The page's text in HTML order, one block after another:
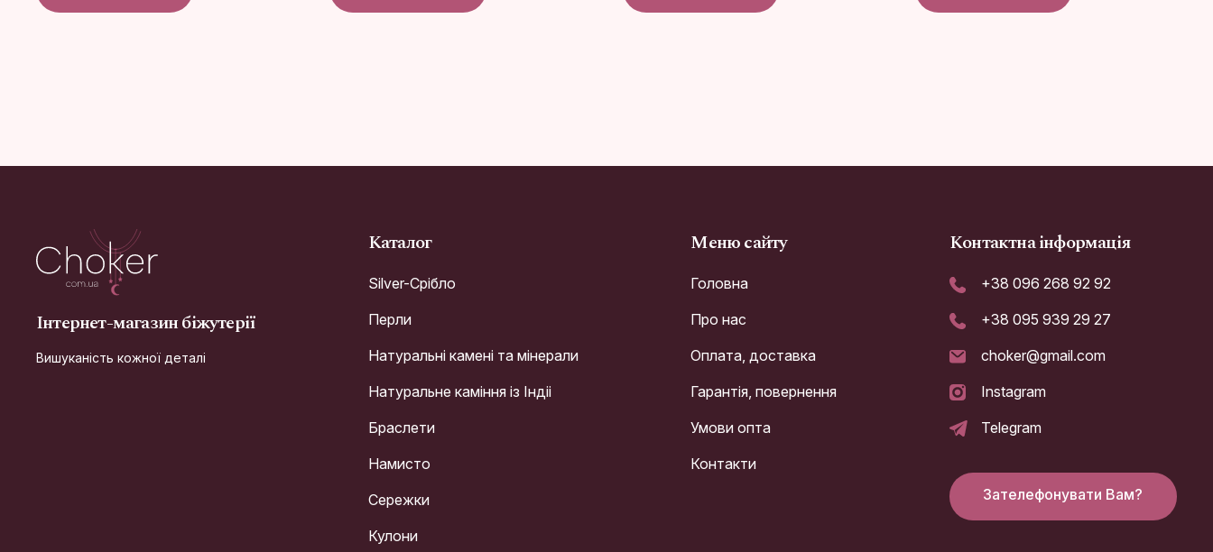
Інтернет-магазин біжутерії
Вишуканість кожної деталі
Каталог
Silver-Срібло
Перли
Натуральні камені та мінерали
Натуральне каміння із Індіі
Браслети
Намисто
Сережки
Кулони
Меню сайту
Головна
Про нас
Оплата, доставка
Гарантія, повернення
Умови опта
Контакти
Контактна інформація
+38 096 268 92 92
+38 095 939 29 27
choker@gmail.com
Instagram
Telegram
Зателефонувати Вам?